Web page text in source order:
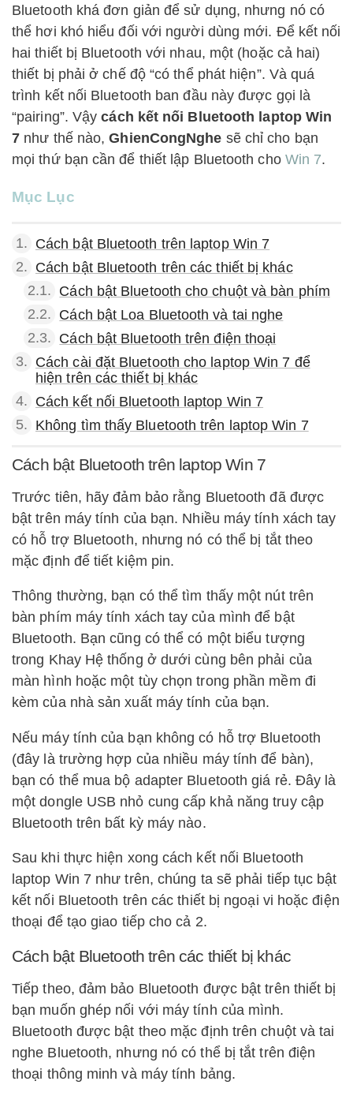
Bluetooth khá đơn giản để sử dụng, nhưng nó có
thể hơi khó hiểu đối với người dùng mới. Để kết nối
hai thiết bị Bluetooth với nhau, một (hoặc cả hai)
thiết bị phải ở chế độ “có thể phát hiện”. Và quá
trình kết nối Bluetooth ban đầu này được gọi là
“pairing”. Vậycách kết nối Bluetooth laptop Win
7 như thế nào,GhienCongNghe sẽ chỉ cho bạn
mọi thứ bạn cần để thiết lập Bluetooth cho Win 7.
Mục Lục
1. Cách bật Bluetooth trên laptop Win 7
2. Cách bật Bluetooth trên các thiết bị khác
2.1. Cách bật Bluetooth cho chuột và bàn phím
2.2. Cách bật Loa Bluetooth và tai nghe
2.3. Cách bật Bluetooth trên điện thoại
3. Cách cài đặt Bluetooth cho laptop Win 7 để
hiện trên các thiết bị khác
4. Cách kết nối Bluetooth laptop Win 7
5. Không tìm thấy Bluetooth trên laptop Win 7
Cách bật Bluetooth trên laptop Win 7
Trước tiên, hãy đảm bảo rằng Bluetooth đã được
bật trên máy tính của bạn. Nhiều máy tính xách tay
có hỗ trợ Bluetooth, nhưng nó có thể bị tắt theo
mặc định để tiết kiệm pin.
Thông thường, bạn có thể tìm thấy một nút trên
bàn phím máy tính xách tay của mình để bật
Bluetooth. Bạn cũng có thể có một biểu tượng
trong Khay Hệ thống ở dưới cùng bên phải của
màn hình hoặc một tùy chọn trong phần mềm đi
kèm của nhà sản xuất máy tính của bạn.
Nếu máy tính của bạn không có hỗ trợ Bluetooth
(đây là trường hợp của nhiều máy tính để bàn),
bạn có thể mua bộ adapter Bluetooth giá rẻ. Đây là
một dongle USB nhỏ cung cấp khả năng truy cập
Bluetooth trên bất kỳ máy nào.
Sau khi thực hiện xong cách kết nối Bluetooth
laptop Win 7 như trên, chúng ta sẽ phải tiếp tục bật
kết nối Bluetooth trên các thiết bị ngoại vi hoặc điện
thoại để tạo giao tiếp cho cả 2.
Cách bật Bluetooth trên các thiết bị khác
Tiếp theo, đảm bảo Bluetooth được bật trên thiết bị
bạn muốn ghép nối với máy tính của mình.
Bluetooth được bật theo mặc định trên chuột và tai
nghe Bluetooth, nhưng nó có thể bị tắt trên điện
thoại thông minh và máy tính bảng.